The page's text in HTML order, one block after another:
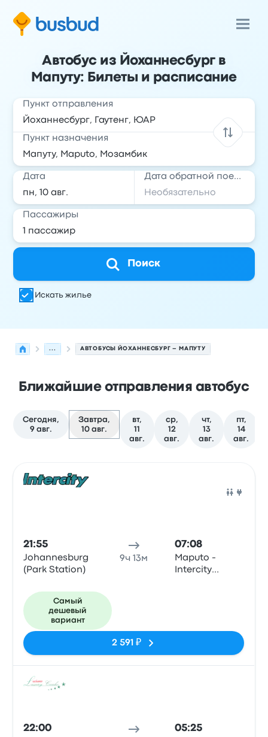
Автобус из Йоханнесбург в
Мапуту: Билеты и расписание
Пункт отправления
Пункт назначения
Дата Дата обратной поездки
Пассажиры
Поиск
Искать жилье
... АВТОБУСЫ ЙОХАННЕСБУРГ – МАПУТУ
Ближайшие отправления автобус
Сегодня,
9 авг.
Завтра,
10 авг.
вт,
11
авг.
ср,
12
авг.
чт,
13
авг.
пт,
14
авг.
21:55
Johannesburg
(Park Station)
9ч 13м
07:08
Maputo -
Intercity
Самый
дешевый
вариант
2 591 ₽
22:00 05:25